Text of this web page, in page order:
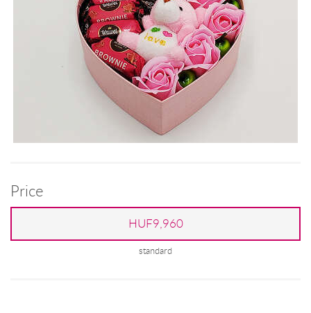
Price
HUF9,960
standard